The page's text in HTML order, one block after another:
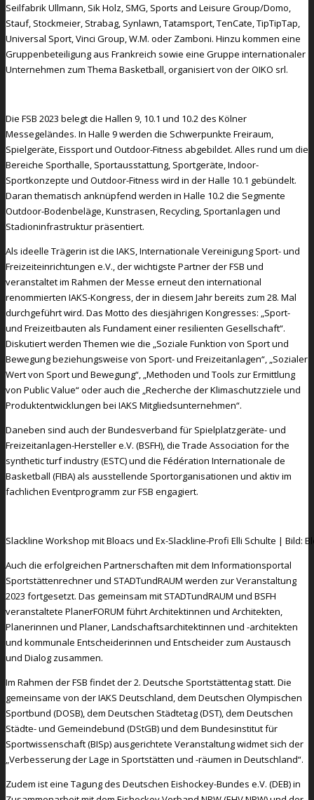
Seilfabrik Ullmann, Sik Holz, SMG, Sports and Leisure Group/Domo,
Stauf, Stockmeier, Strabag, Synlawn, Tatamsport, TenCate, TipTipTap,
Universal Sport, Vinci Group, W.M. oder Zamboni. Hinzu kommen eine
Gruppenbeteiligung aus Frankreich sowie eine Gruppe internationaler
Unternehmen zum Thema Basketball, organisiert von der OIKO srl.
Die FSB 2023 belegt die Hallen 9, 10.1 und 10.2 des Kölner
Messegeländes. In Halle 9 werden die Schwerpunkte Freiraum,
Spielgeräte, Eissport und Outdoor-Fitness abgebildet. Alles rund um die
Bereiche Sporthalle, Sportausstattung, Sportgeräte, Indoor-
Sportkonzepte und Outdoor-Fitness wird in der Halle 10.1 gebündelt.
Daran thematisch anknüpfend werden in Halle 10.2 die Segmente
Outdoor-Bodenbeläge, Kunstrasen, Recycling, Sportanlagen und
Stadioninfrastruktur präsentiert.
Als ideelle Trägerin ist die IAKS, Internationale Vereinigung Sport- und
Freizeiteinrichtungen e.V., der wichtigste Partner der FSB und
veranstaltet im Rahmen der Messe erneut den international
renommierten IAKS-Kongress, der in diesem Jahr bereits zum 28. Mal
durchgeführt wird. Das Motto des diesjährigen Kongresses: „Sport-
und Freizeitbauten als Fundament einer resilienten Gesellschaft“.
Diskutiert werden Themen wie die „Soziale Funktion von Sport und
Bewegung beziehungsweise von Sport- und Freizeitanlagen“, „Sozialer
Wert von Sport und Bewegung“, „Methoden und Tools zur Ermittlung
von Public Value“ oder auch die „Recherche der Klimaschutzziele und
Produktentwicklungen bei IAKS Mitgliedsunternehmen“.
Daneben sind auch der Bundesverband für Spielplatzgeräte- und
Freizeitanlagen-Hersteller e.V. (BSFH), die Trade Association for the
synthetic turf industry (ESTC) und die Fédération Internationale de
Basketball (FIBA) als ausstellende Sportorganisationen und aktiv im
fachlichen Eventprogramm zur FSB engagiert.
Slackline Workshop mit Bloacs und Ex-Slackline-Profi Elli Schulte | Bild:
Auch die erfolgreichen Partnerschaften mit dem Informationsportal
Sportstättenrechner und STADTundRAUM werden zur Veranstaltung
2023 fortgesetzt. Das gemeinsam mit STADTundRAUM und BSFH
veranstaltete PlanerFORUM führt Architektinnen und Architekten,
Planerinnen und Planer, Landschaftsarchitektinnen und -architekten
und kommunale Entscheiderinnen und Entscheider zum Austausch
und Dialog zusammen.
Im Rahmen der FSB findet der 2. Deutsche Sportstättentag statt. Die
gemeinsame von der IAKS Deutschland, dem Deutschen Olympischen
Sportbund (DOSB), dem Deutschen Städtetag (DST), dem Deutschen
Städte- und Gemeindebund (DStGB) und dem Bundesinstitut für
Sportwissenschaft (BISp) ausgerichtete Veranstaltung widmet sich der
„Verbesserung der Lage in Sportstätten und -räumen in Deutschland“.
Zudem ist eine Tagung des Deutschen Eishockey-Bundes e.V. (DEB) in